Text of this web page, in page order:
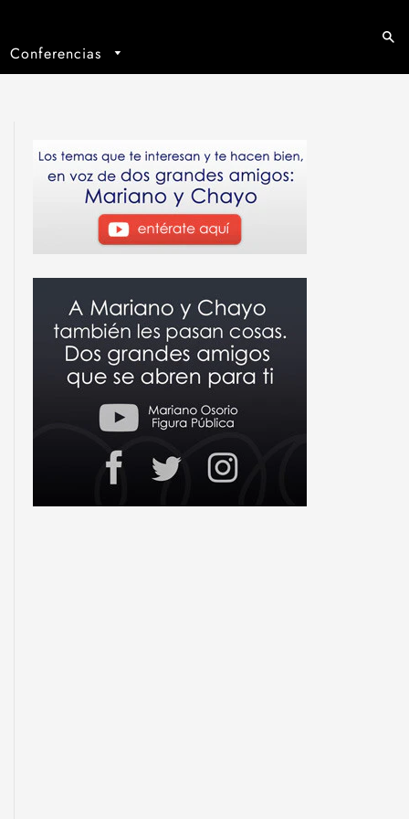
Conferencias